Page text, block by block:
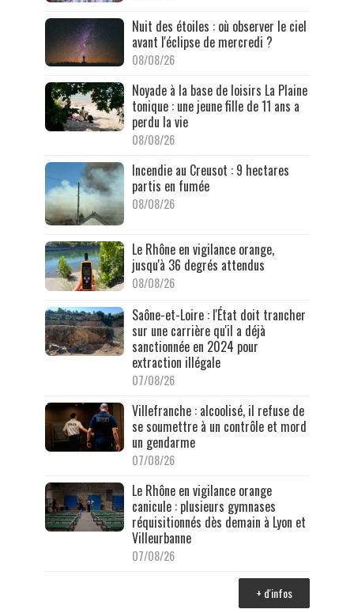
Nuit des étoiles : où observer le ciel
avant l'éclipse de mercredi ?
08/08/26
Noyade à la base de loisirs La Plaine
tonique : une jeune fille de 11 ans a
perdu la vie
08/08/26
Incendie au Creusot : 9 hectares
partis en fumée
08/08/26
Le Rhône en vigilance orange,
jusqu'à 36 degrés attendus
08/08/26
Saône-et-Loire : l'État doit trancher
sur une carrière qu'il a déjà
sanctionnée en 2024 pour
extraction illégale
07/08/26
Villefranche : alcoolisé, il refuse de
se soumettre à un contrôle et mord
un gendarme
07/08/26
Le Rhône en vigilance orange
canicule : plusieurs gymnases
réquisitionnés dès demain à Lyon et
Villeurbanne
07/08/26
+ d'infos